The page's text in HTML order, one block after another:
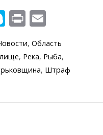
S
y
p
Pr
in
t ai
l
, Область
, Река, Рыба,
, Штраф